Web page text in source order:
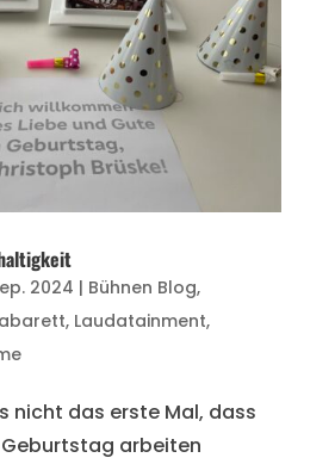
2024 | Bühnen Blog,
, Laudatainment,
nicht das erste Mal, dass
arbeiten